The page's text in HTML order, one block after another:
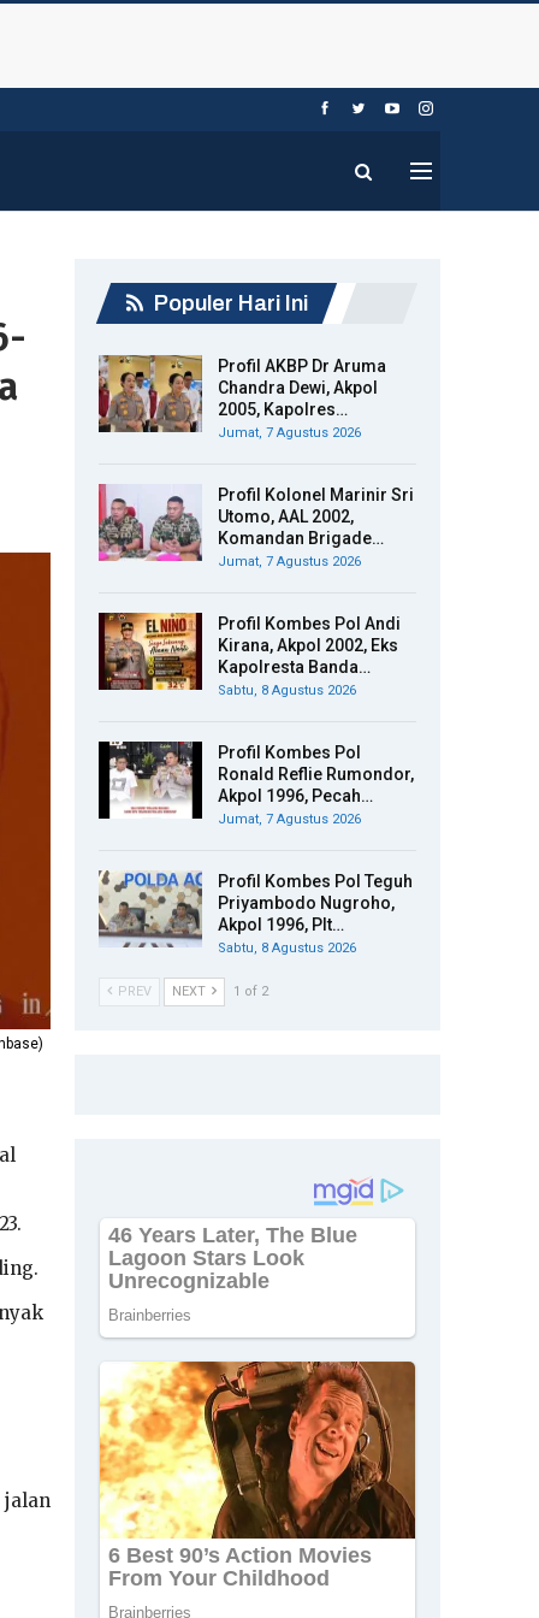
jalan
Populer Hari Ini
Profil AKBP Dr Aruma
Chandra Dewi, Akpol
2005, Kapolres…
Jumat, 7 Agustus 2026
Profil Kolonel Marinir Sri
Utomo, AAL 2002,
Komandan Brigade…
Jumat, 7 Agustus 2026
Profil Kombes Pol Andi
Kirana, Akpol 2002, Eks
Kapolresta Banda…
Sabtu, 8 Agustus 2026
Profil Kombes Pol
Ronald Reflie Rumondor,
Akpol 1996, Pecah…
Jumat, 7 Agustus 2026
Profil Kombes Pol Teguh
Priyambodo Nugroho,
Akpol 1996, Plt…
Sabtu, 8 Agustus 2026
PREV NEXT 1 of 2